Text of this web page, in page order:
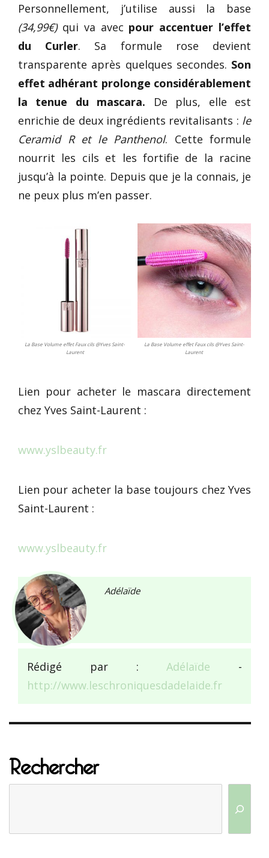
Personnellement, j’utilise aussi la base
(34,99€)qui va avec pour accentuer l’effet
du Curler. Sa formule rose devient
transparente après quelques secondes. Son
effet adhérant prolonge considérablement
la tenue du mascara. De plus, elle est
enrichie de deux ingrédients revitalisants : le
Ceramid R et le Panthenol. Cette formule
nourrit les cils et les fortifie de la racine
jusqu’à la pointe. Depuis que je la connais, je
ne peux plus m’en passer.
La Base Volume effet Faux cils @Yves Saint-
Laurent
La Base Volume effet Faux cils @Yves Saint-
Laurent
Lien pour acheter le mascara directement
chez Yves Saint-Laurent :
www.yslbeauty.fr
Lien pour acheter la base toujours chez Yves
Saint-Laurent :
www.yslbeauty.fr
Adélaïde
Rédigé par : Adélaïde -
http://www.leschroniquesdadelaide.fr
Rechercher